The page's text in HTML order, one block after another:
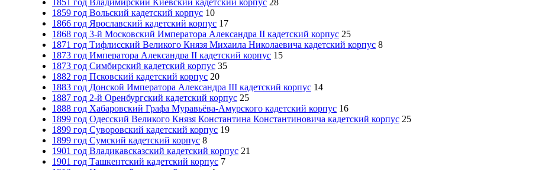
1859 год Вольский кадетский корпус 10
1866 год Ярославский кадетский корпус 17
1868 год 3-й Московский Императора Александра II кадетский корпус 25
1871 год Тифлисский Великого Князя Михаила Николаевича кадетский корпус 8
1873 год Императора Александра II кадетский корпус 15
1873 год Симбирский кадетский корпус 35
1882 год Псковский кадетский корпус 20
1883 год Донской Императора Александра III кадетский корпус 14
1887 год 2-й Оренбургский кадетский корпус 25
1888 год Хабаровский Графа Муравьёва-Амурского кадетский корпус 16
1899 год Одесский Великого Князя Константина Константиновича кадетский корпус 25
1899 год Суворовский кадетский корпус 19
1899 год Сумский кадетский корпус 8
1901 год Владикавсказский кадетский корпус 21
1901 год Ташкентский кадетский корпус 7